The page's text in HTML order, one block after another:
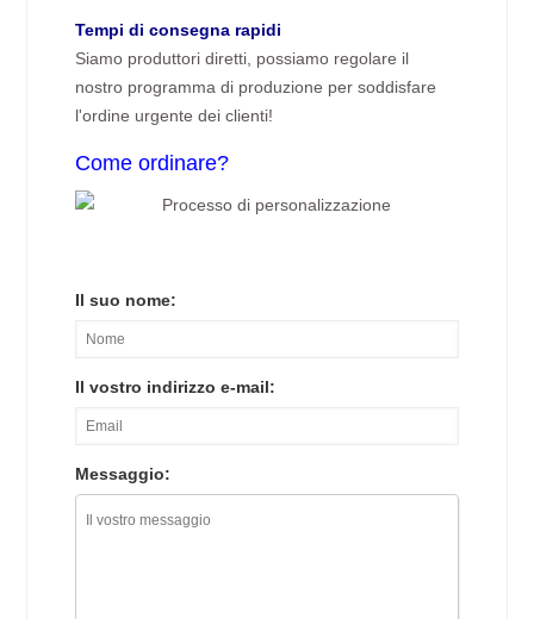
Tempi di consegna rapidi
Siamo produttori diretti, possiamo regolare il
nostro programma di produzione per soddisfare
l'ordine urgente dei clienti!
Come ordinare?
Il suo nome:
Il vostro indirizzo e-mail:
Messaggio: